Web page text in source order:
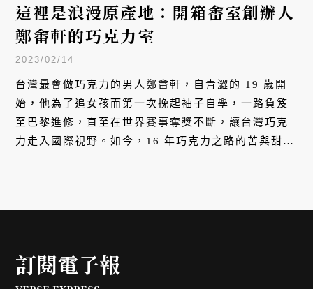
這裡是浪漫原產地：開箱畬室創辦人
鄭畬軒的巧克力室
2023/02/14
台灣最會做巧克力的男人鄭畬軒，自青澀的 19 歲開
始，他為了追女孩而第一次挽起袖子自學，一路負笈
至巴黎進修，直至在世界賽事奪獎不斷，讓台灣巧克
力走入國際視野。如今，16 年巧克力之路的苦與甜，
訂閱電子報